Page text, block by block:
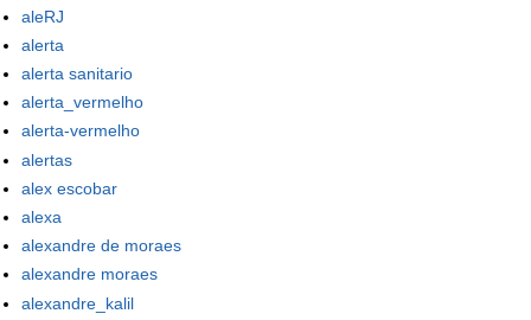
aleRJ
alerta
alerta sanitario
alerta_vermelho
alerta-vermelho
alertas
alex escobar
alexa
alexandre de moraes
alexandre moraes
alexandre_kalil